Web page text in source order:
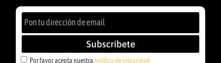
Por favor, acepta nuestra política de privacidad
Subscríbete